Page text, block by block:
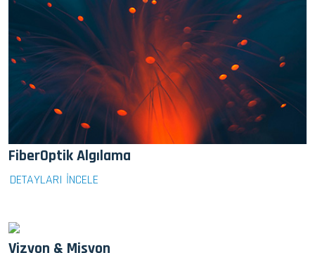
FiberOptik Algılama
DETAYLARI İNCELE
Vizyon & Misyon